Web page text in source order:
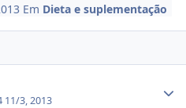
Em Dieta e suplementação
11/3, 2013